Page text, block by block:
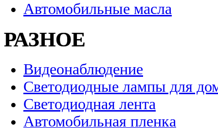
Автомобильные масла
РАЗНОЕ
Видеонаблюдение
Светодиодные лампы для
Светодиодная лента
Автомобильная пленка